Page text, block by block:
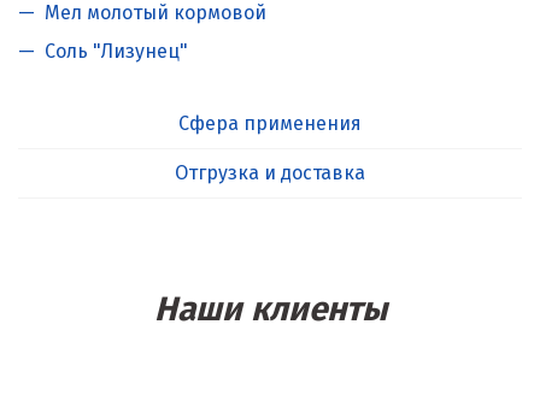
Мел молотый кормовой
Соль "Лизунец"
Сфера применения
Отгрузка и доставка
Наши клиенты